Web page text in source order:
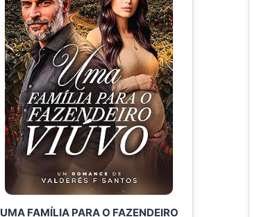
UMA FAMÍLIA PARA O FAZENDEIRO